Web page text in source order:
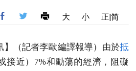
大 小 正|简
】（記者李歐編譯報導）由於抵
接近）7%和動蕩的經濟，阻礙